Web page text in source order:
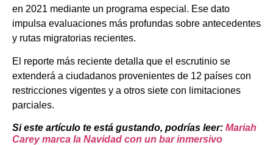
en 2021 mediante un programa especial. Ese dato
impulsa evaluaciones más profundas sobre antecedentes
y rutas migratorias recientes.
El reporte más reciente detalla que el escrutinio se
extenderá a ciudadanos provenientes de 12 países con
restricciones vigentes y a otros siete con limitaciones
parciales.
Si este artículo te está gustando, podrías leer: Mariah
Carey marca la Navidad con un bar inmersivo